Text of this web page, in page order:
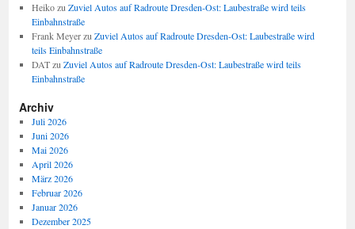
Heikozu Zuviel Autos auf Radroute Dresden-Ost: Laubestraße wird teils
Einbahnstraße
Frank Meyerzu Zuviel Autos auf Radroute Dresden-Ost: Laubestraße wird
teils Einbahnstraße
DATzu Zuviel Autos auf Radroute Dresden-Ost: Laubestraße wird teils
Einbahnstraße
Archiv
Juli 2026
Juni 2026
Mai 2026
April 2026
März 2026
Februar 2026
Januar 2026
Dezember 2025